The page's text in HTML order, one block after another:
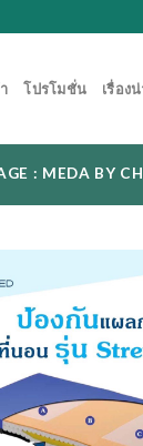
โปรโมชั่น เรื่อง
: MEDA BY